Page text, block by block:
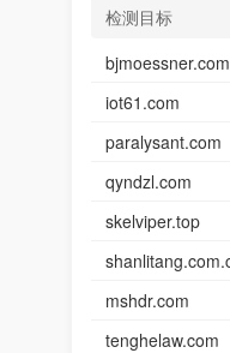
检测目标
bjmoessner.com
iot61.com
paralysant.com
qyndzl.com
skelviper.top
mshdr.com
tenghelaw.com